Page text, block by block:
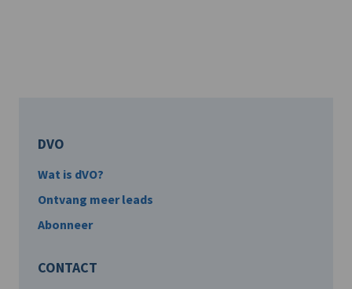
DVO
Wat is dVO?
Ontvang meer leads
Abonneer
CONTACT